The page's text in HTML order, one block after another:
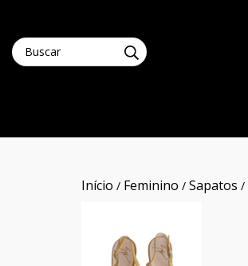
Início / Feminino / Sapatos /